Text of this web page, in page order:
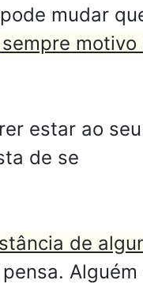
mudar
motivo
estar ao seu
de se
de
Alguém